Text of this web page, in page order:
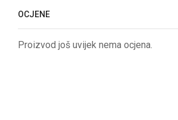
OCJENE
Proizvod još uvijek nema ocjena.